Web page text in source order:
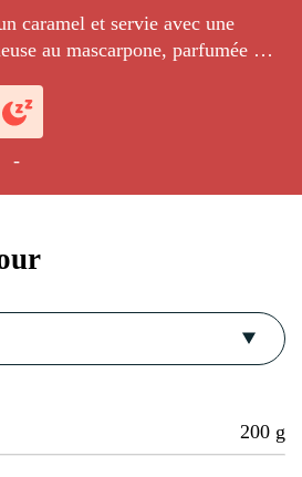
caramel et servie avec une
au mascarpone, parfumée au
-
200 g